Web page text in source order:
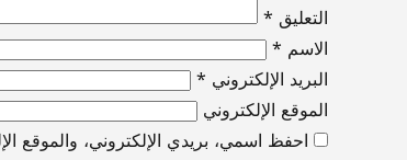
التعليق*
الاسم *
البريد الإلكتروني *
الموقع الإلكتروني
احفظ اسمي، بريدي الإلكتروني، والموقع